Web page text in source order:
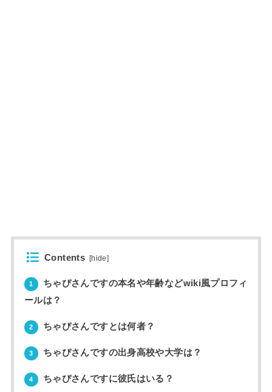
Contents [hide]
1
ちゃぴさんですの本名や年齢などwiki風プロフィ
ールは？
2 ちゃぴさんですとは何者？
3 ちゃぴさんですの出身高校や大学は？
4 ちゃぴさんですに彼氏はいる？